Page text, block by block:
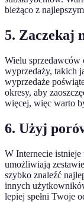
bieżąco z
5. Zaczekaj
Wielu sprzedawców
wyprzedaży, takich
wyprzedaże
okresy, aby
więcej, więc warto
6. Użyj
W Internecie
umożliwiają
szybko znaleźć
innych
lepiej spełni Twoje